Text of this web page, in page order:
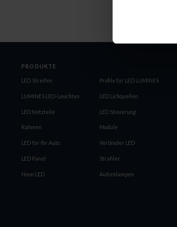
PRODUKTE
LED Streifen Profile für LED LUMINES
LUMINES LED-Leuchten LED Lichquellen
LED Netzteile LED Steuerung
Rahmen Module
LED für Ihr Auto Verbinder LED
LED Panel Strahler
Neon LED Außenlampen